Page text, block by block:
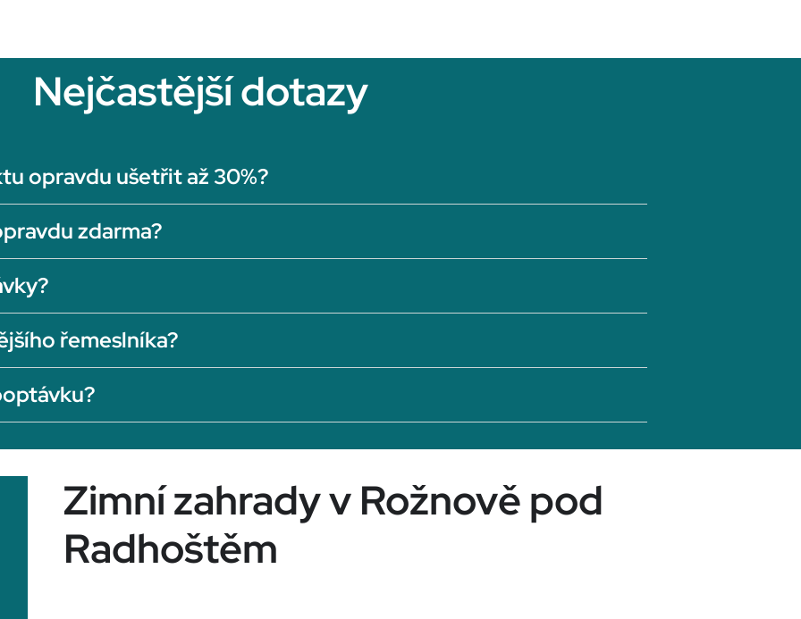
Nejčastější dotazy
opravdu ušetřit až 30%?
zdarma?
řemeslníka?
Zimní zahrady v Rožnově pod
Radhoštěm